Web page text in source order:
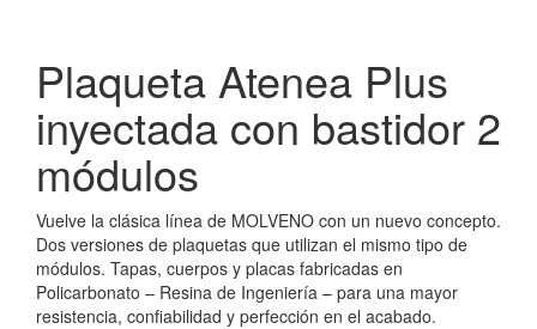
Plaqueta Atenea Plus
inyectada con bastidor 2
módulos
Vuelve la clásica línea de MOLVENO con un nuevo concepto.
Dos versiones de plaquetas que utilizan el mismo tipo de
módulos. Tapas, cuerpos y placas fabricadas en
Policarbonato – Resina de Ingeniería – para una mayor
resistencia, confiabilidad y perfección en el acabado.